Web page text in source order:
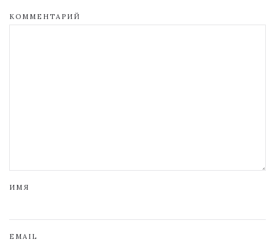
КОММЕНТАРИЙ
ИМЯ
EMAIL